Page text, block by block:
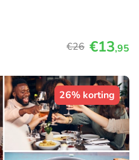
€26 €13,95
26% korting